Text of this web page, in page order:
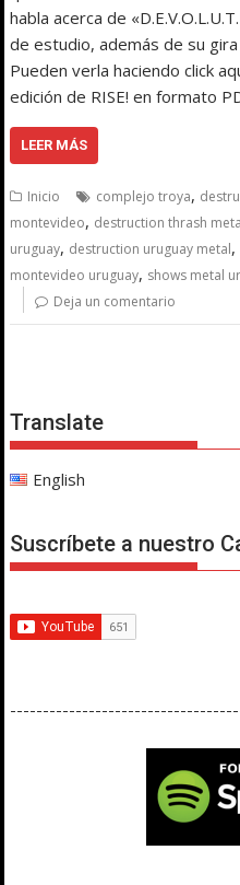
habla acerca de
de estudio, además de su
Pueden verla haciendo click
edición de RISE! en formato
LEER MÁS
Inicio complejo troya,
montevideo, destruction thrash
uruguay, destruction uruguay metal,
montevideo uruguay, shows metal
Deja un comentario
Translate
English
Suscríbete a nuestro